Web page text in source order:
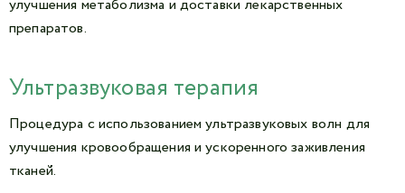
улучшения метаболизма и доставки лекарственных
препаратов.
Ультразвуковая терапия
Процедура с использованием ультразвуковых волн для
улучшения кровообращения и ускоренного заживления
тканей.